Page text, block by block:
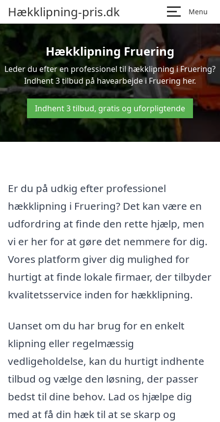
Hækklipning-pris.dk Menu
Hækklipning Fruering
Leder du efter en professionel til hækklipning i Fruering?
Indhent 3 tilbud på havearbejde i Fruering her.
Indhent 3 tilbud, gratis og uforpligtende
Er du på udkig efter professionel
hækklipning i Fruering? Det kan være en
udfordring at finde den rette hjælp, men
vi er her for at gøre det nemmere for dig.
Vores platform giver dig mulighed for
hurtigt at finde lokale firmaer, der tilbyder
kvalitetsservice inden for hækklipning.
Uanset om du har brug for en enkelt
klipning eller regelmæssig
vedligeholdelse, kan du hurtigt indhente
tilbud og vælge den løsning, der passer
bedst til dine behov. Lad os hjælpe dig
med at få din hæk til at se skarp og